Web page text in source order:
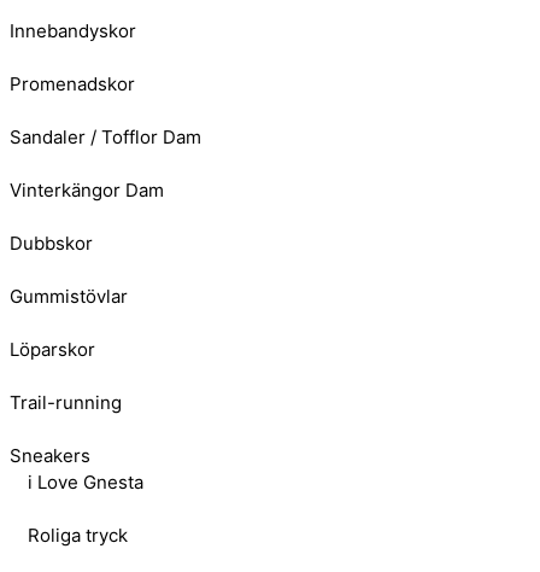
Innebandyskor
Promenadskor
Sandaler / Tofflor Dam
Vinterkängor Dam
Dubbskor
Gummistövlar
Löparskor
Trail-running
Sneakers
i Love Gnesta
Roliga tryck